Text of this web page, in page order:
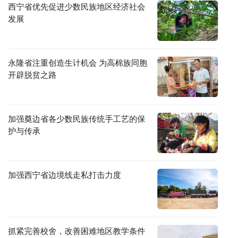
西宁省优先促进少数民族地区经济社会
发展
永隆省注重创造生计机会 为高棉族同胞
开辟脱贫之路
加强奠边省各少数民族传统手工艺的保
护与传承
加强西宁省边境线走私打击力度
抓紧完善校舍，改善困难地区教学条件